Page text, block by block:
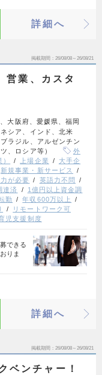
詳細へ
掲載期間 26/08/08～26/08/21
業、カスタ
大阪府、愛媛県、福岡
シア、インド、北米
ラジル、アルゼンチン
、ロシア等）
外
上場企業
大手企
新規事業・新サービス
が必要
英語力不問
達済
1億円以上資金調
勤
年収600万以上
リモートワーク可
児支援制度
できる
りま
詳細へ
掲載期間 26/08/08～26/08/21
ベンチャー！